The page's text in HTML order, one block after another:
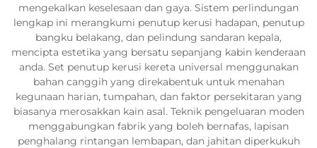
mengekalkan keselesaan dan gaya. Sistem perlindungan
lengkap ini merangkumi penutup kerusi hadapan, penutup
bangku belakang, dan pelindung sandaran kepala,
mencipta estetika yang bersatu sepanjang kabin kenderaan
anda. Set penutup kerusi kereta universal menggunakan
bahan canggih yang direkabentuk untuk menahan
kegunaan harian, tumpahan, dan faktor persekitaran yang
biasanya merosakkan kain asal. Teknik pengeluaran moden
menggabungkan fabrik yang boleh bernafas, lapisan
penghalang rintangan lembapan, dan jahitan diperkukuh